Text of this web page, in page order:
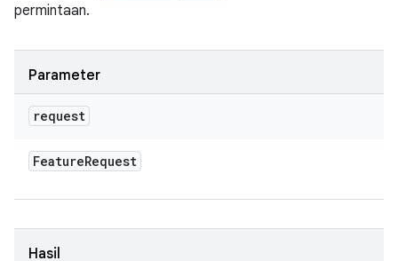
permintaan.
Parameter
request
FeatureRequest
Hasil